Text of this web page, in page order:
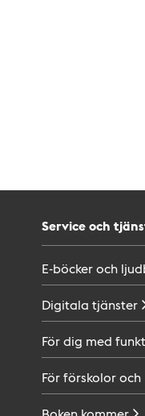
Service och
E-böcker och
Digitala tjänster
För dig med
För förskolor och